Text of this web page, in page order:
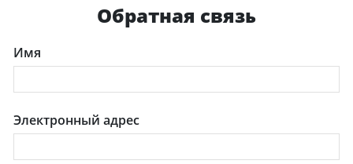
Обратная связь
Имя
Электронный адрес